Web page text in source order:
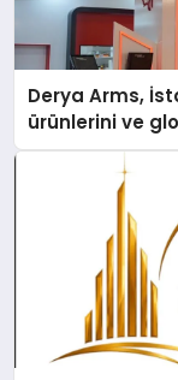
Derya Arms,
ürünlerini ve